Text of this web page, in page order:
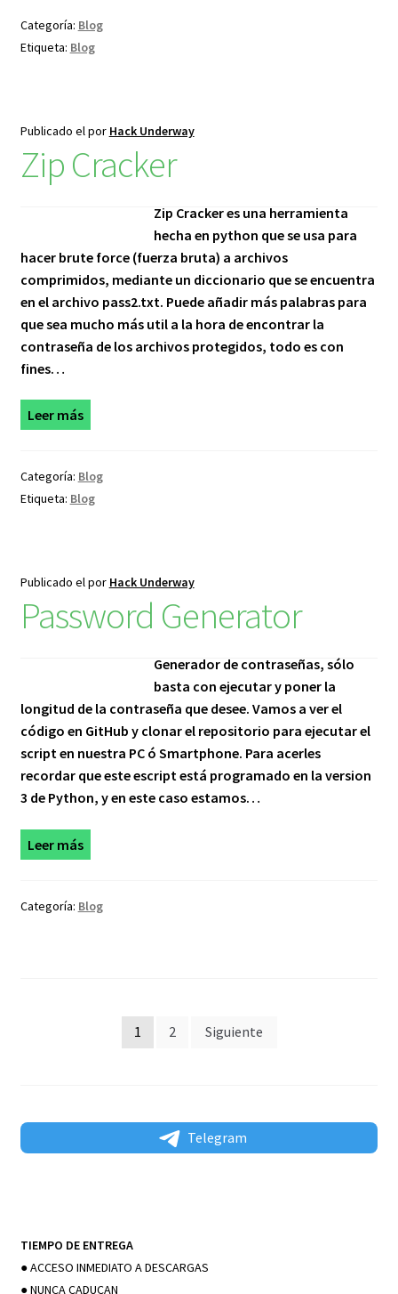
Categoría: Blog
Etiqueta: Blog
Publicado el por Hack Underway
Zip Cracker
Zip Cracker es una herramienta
hecha en python que se usa para
hacer brute force (fuerza bruta) a archivos
comprimidos, mediante un diccionario que se encuentra
en el archivo pass2.txt. Puede añadir más palabras para
que sea mucho más util a la hora de encontrar la
contraseña de los archivos protegidos, todo es con
fines…
Leer más
Categoría: Blog
Etiqueta: Blog
Publicado elpor Hack Underway
Password Generator
Generador de contraseñas, sólo
basta con ejecutar y poner la
longitud de la contraseña que desee. Vamos a ver el
código en GitHub y clonar el repositorio para ejecutar el
script en nuestra PC ó Smartphone. Para acerles
recordar que este escript está programado en la version
3 de Python, y en este caso estamos…
Leer más
Categoría: Blog
Paginación
entradas
1 2 Siguiente
Telegram
TIEMPO DE ENTREGA
● ACCESO INMEDIATO A DESCARGAS
● NUNCA CADUCAN